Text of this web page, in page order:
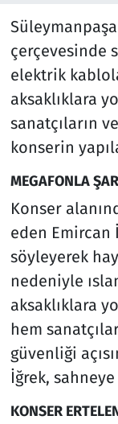
çerçevesinde
elektrik
aksaklıklara
sanatçıların
konserin
MEGAFONLA
Konser
eden Emircan
söyleyerek
nedeniyle
aksaklıklara
hem
güvenliği
İğrek,
KONSER